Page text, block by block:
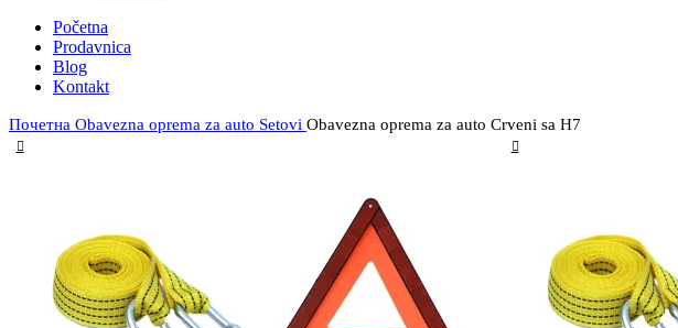
Početna
Prodavnica
Blog
Kontakt
Почетна Obavezna oprema za auto Setovi Obavezna oprema za auto Crveni sa H7